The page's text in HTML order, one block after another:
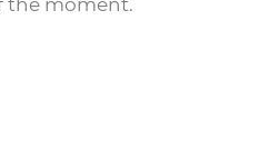
the moment.